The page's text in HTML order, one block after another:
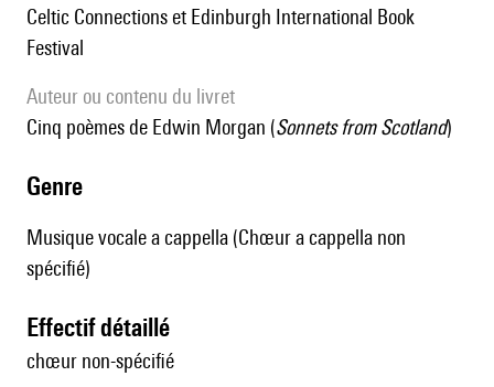
Celtic Connections et Edinburgh International Book
Festival
Auteur ou contenu du livret
cinq poèmes de Edwin Morgan (Sonnets from Scotland)
genre
Musique vocale a cappella (Chœur a cappella non
spécifié)
effectif détaillé
chœur non-spécifié